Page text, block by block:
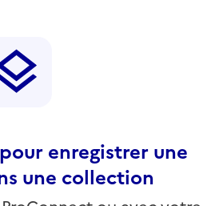
enregistrer une
une collection